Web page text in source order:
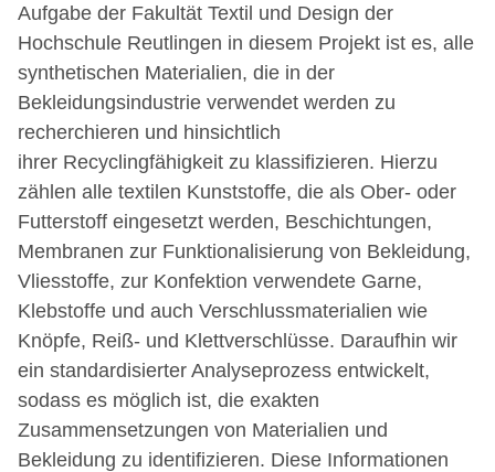
Aufgabe der Fakultät Textil und Design der
Hochschule Reutlingen in diesem Projekt ist es, alle
synthetischen Materialien, die in der
Bekleidungsindustrie verwendet werden zu
recherchieren und hinsichtlich
ihrer Recyclingfähigkeit zu klassifizieren. Hierzu
zählen alle textilen Kunststoffe, die als Ober- oder
Futterstoff eingesetzt werden, Beschichtungen,
Membranen zur Funktionalisierung von Bekleidung,
Vliesstoffe, zur Konfektion verwendete Garne,
Klebstoffe und auch Verschlussmaterialien wie
Knöpfe, Reiß- und Klettverschlüsse. Daraufhin wir
ein standardisierter Analyseprozess entwickelt,
sodass es möglich ist, die exakten
Zusammensetzungen von Materialien und
Bekleidung zu identifizieren. Diese Informationen